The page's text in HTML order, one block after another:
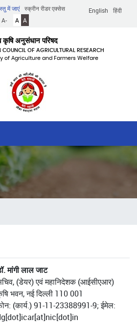
English हिंदी
में जाएं
स्क्रीन रीडर एक्सेस
A- A A
कृषि अनुसंधान परिषद
COUNCIL OF AGRICULTURAL RESEARCH
of Agriculture and Farmers Welfare
मांगी लाल जाट
(डेयर) एवं महानिदेशक (आईसीएआर)
भवन, नई दिल्ली 110 001
(कार्य.) 91-11-23388991-9; ईमेल: